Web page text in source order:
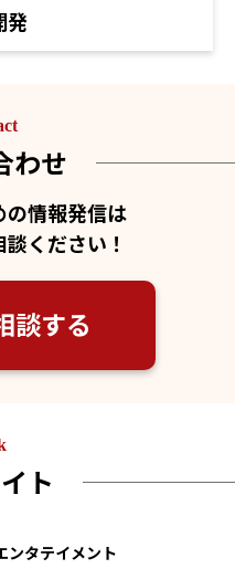
発
わせ
の情報発信は
ください！
談する
ト
ンタテイメント